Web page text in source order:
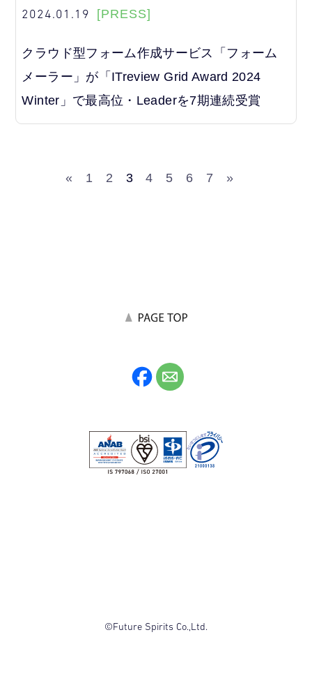
2024.01.19 [PRESS]
クラウド型フォーム作成サービス「フォーム
メーラー」が「ITreview Grid Award 2024
Winter」で最高位・Leaderを7期連続受賞
« 1 2 3 4 5 6 7 »
©Future Spirits Co.,Ltd.